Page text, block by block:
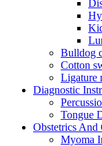
Bulldog
Cotton
Ligature
Diagnostic
Tongue
Obstetrics And
Myoma